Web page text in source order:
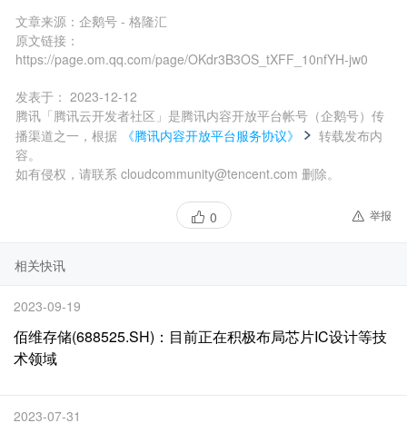
文章来源： 企鹅号 - 格隆汇
原文链接：
https://page.om.qq.com/page/OKdr3B3OS_tXFF_10nfYH-jw0
发表于： 2023-12-12
腾讯「腾讯云开发者社区」是腾讯内容开放平台帐号（企鹅号）传
播渠道之一，根据
《腾讯内容开放平台服务协议》
转载发布内
容。
如有侵权，请联系 cloudcommunity@tencent.com 删除。
0 举报
相关快讯
2023-09-19
佰维存储(688525.SH)：目前正在积极布局芯片IC设计等技
术领域
2023-07-31